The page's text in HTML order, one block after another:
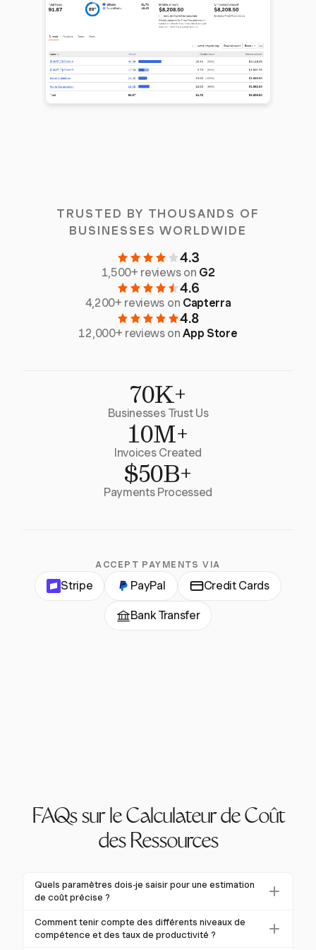
TRUSTED BY THOUSANDS OF
BUSINESSES WORLDWIDE
4.3
1,500+ reviews on G2
4.6
4,200+ reviews on Capterra
4.8
12,000+ reviews onApp Store
70K+
Businesses Trust Us
10M+
Invoices Created
$50B+
Payments Processed
ACCEPT PAYMENTS VIA
Stripe PayPal Credit Cards
Bank Transfer
FAQs sur le Calculateur de Coût
des Ressources
Quels paramètres dois-je saisir pour une estimation
de coût précise ?
Pour une estimation de coût précise, saisissez des
paramètres tels que les taux de main-d'œuvre, les
Comment tenir compte des différents niveaux de
compétence et des taux de productivité ?